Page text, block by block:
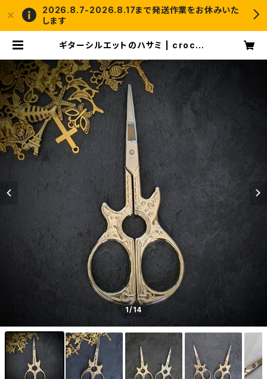
2026.8.7-2026.8.17まで発送作業をお休みいた
します
ギターシルエットのハサミ | croche
1/14